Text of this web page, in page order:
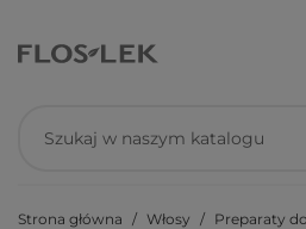
Strona główna Włosy Preparaty